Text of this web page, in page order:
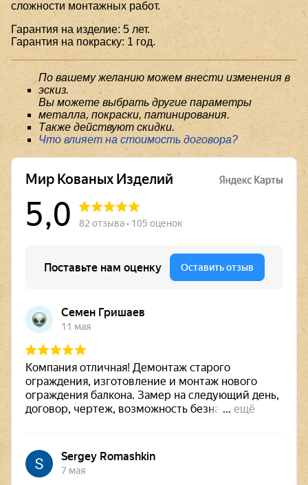
сложности монтажных работ.
Гарантия на изделие: 5 лет.
Гарантия на покраску: 1 год.
По вашему желанию можем внести изменения в
эскиз.
Вы можете выбрать другие параметры
металла, покраски, патинирования.
Также действуют скидки.
Что влияет на стоимость договора?